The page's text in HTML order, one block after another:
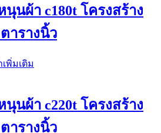
นผ้า c180t โครงสร้าง
ารางนิ้ว
พิ่มเติม
นผ้า c220t โครงสร้าง
ารางนิ้ว